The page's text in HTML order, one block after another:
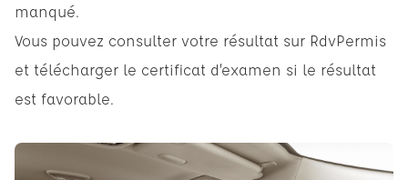
manqué.
Vous pouvez consulter votre résultat sur RdvPermis
et télécharger le certificat d’examen si le résultat
est favorable.